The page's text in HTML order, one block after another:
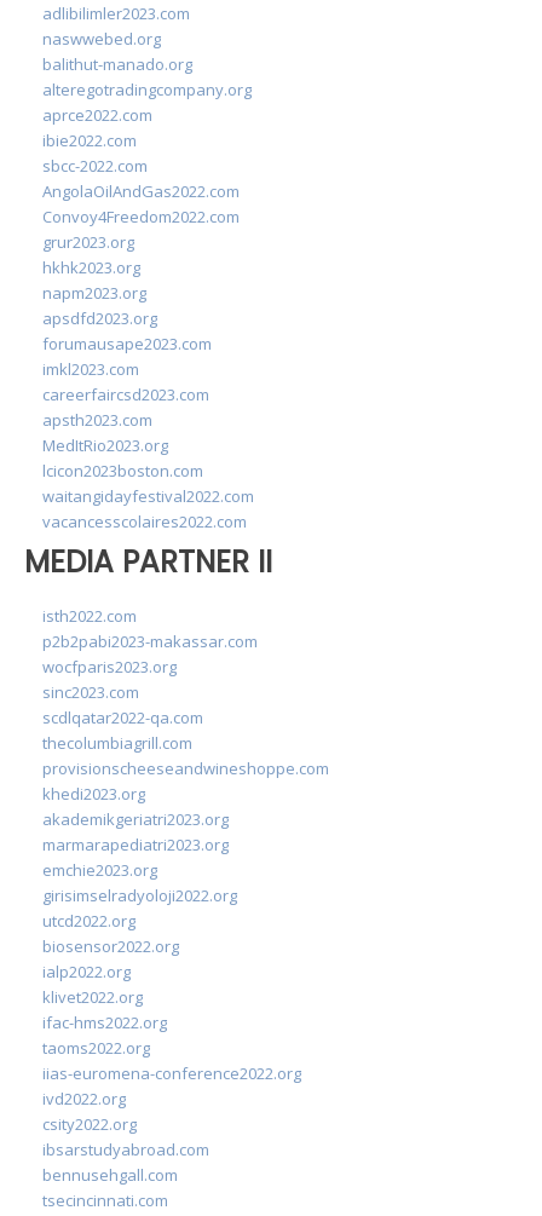
adlibilimler2023.com
naswwebed.org
balithut-manado.org
alteregotradingcompany.org
aprce2022.com
ibie2022.com
sbcc-2022.com
AngolaOilAndGas2022.com
Convoy4Freedom2022.com
grur2023.org
hkhk2023.org
napm2023.org
apsdfd2023.org
forumausape2023.com
imkl2023.com
careerfaircsd2023.com
apsth2023.com
MedItRio2023.org
lcicon2023boston.com
waitangidayfestival2022.com
vacancesscolaires2022.com
MEDIA PARTNER II
isth2022.com
p2b2pabi2023-makassar.com
wocfparis2023.org
sinc2023.com
scdlqatar2022-qa.com
thecolumbiagrill.com
provisionscheeseandwineshoppe.com
khedi2023.org
akademikgeriatri2023.org
marmarapediatri2023.org
emchie2023.org
girisimselradyoloji2022.org
utcd2022.org
biosensor2022.org
ialp2022.org
klivet2022.org
ifac-hms2022.org
taoms2022.org
iias-euromena-conference2022.org
ivd2022.org
csity2022.org
ibsarstudyabroad.com
bennusehgall.com
tsecincinnati.com